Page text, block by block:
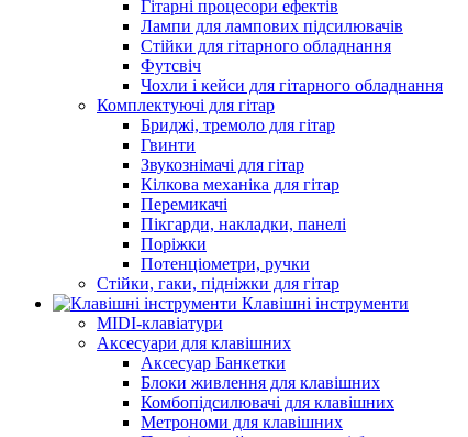
Гітарні процесори ефектів
Лампи для лампових підсилювачів
Стійки для гітарного обладнання
Футсвіч
Чохли і кейси для гітарного обладнання
Комплектуючі для гітар
Бриджі, тремоло для гітар
Гвинти
Звукознімачі для гітар
Кілкова механіка для гітар
Перемикачі
Пікгарди, накладки, панелі
Поріжки
Потенціометри, ручки
Стійки, гаки, підніжки для гітар
Клавішні інструменти
MIDI-клавіатури
Аксесуари для клавішних
Аксесуар Банкетки
Блоки живлення для клавішних
Комбопідсилювачі для клавішних
Метрономи для клавішних